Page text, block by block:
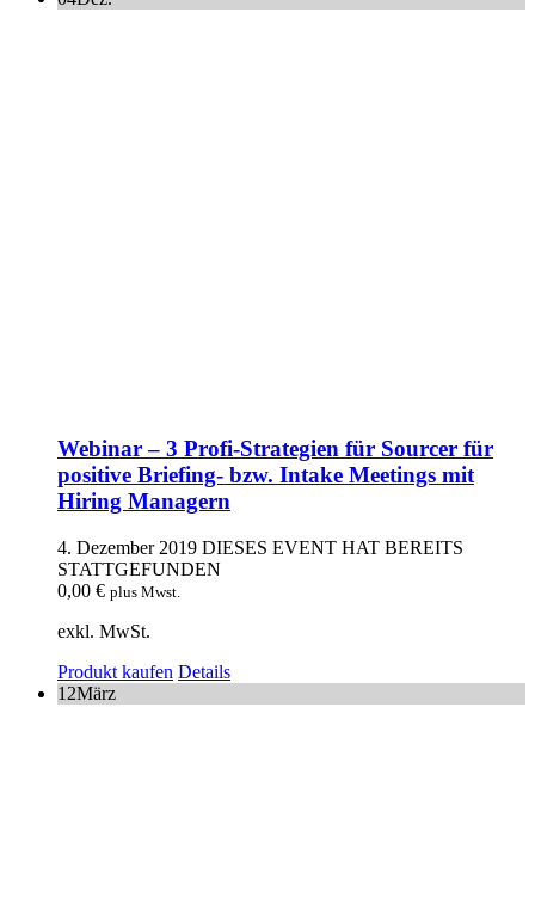
Webinar – 3 Profi-Strategien für Sourcer für
positive Briefing- bzw. Intake Meetings mit
Hiring Managern
4. Dezember 2019 DIESES EVENT HAT BEREITS
STATTGEFUNDEN
0,00 € plus Mwst.
exkl. MwSt.
Produkt kaufen Details
12März